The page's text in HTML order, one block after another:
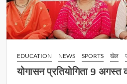
EDUCATION NEWS SPORTS खेल
योगासन प्रतियोगिता 9 अगस्त